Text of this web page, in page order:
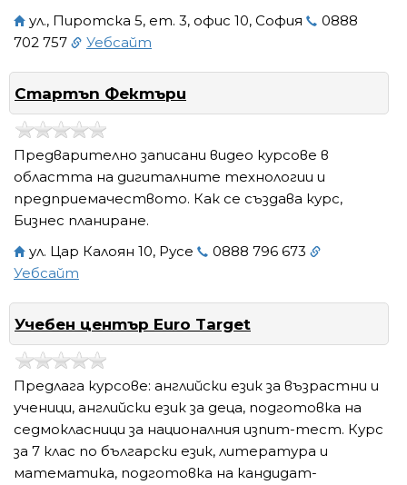
ул., Пиротска 5, ет. 3, офис 10, София
0888
702 757
Уебсайт
Стартъп Фектъри
Предварително записани видео курсове в
областта на дигиталните технологии и
предприемачеството. Как се създава курс,
Бизнес планиране.
ул. Цар Калоян 10, Русе
0888 796 673
Уебсайт
Учебен център Euro Target
Предлага курсове: английски език за възрастни и
ученици, английски език за деца, подготовка на
седмокласници за националния изпит-тест. Курс
за 7 клас по български език, литература и
математика, подготовка на кандидат-